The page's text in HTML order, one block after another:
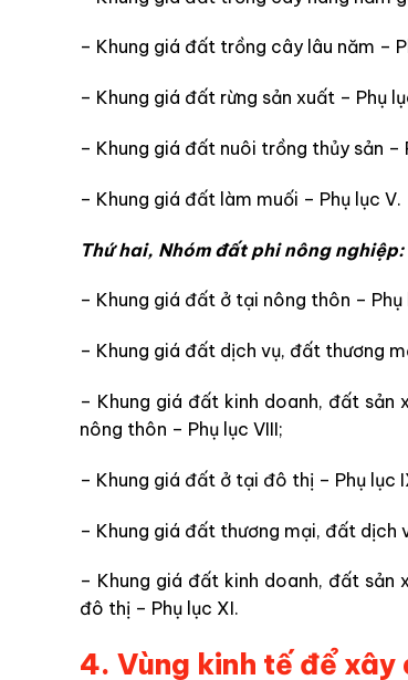
– Khung giá đất trồng cây lâu năm –
– Khung giá đất rừng sản xuất – Phụ
– Khung giá đất nuôi trồng thủy sản –
– Khung giá đất làm muối – Phụ lục V.
Thứ hai, Nhóm đất phi nông nghiệp:
– Khung giá đất ở tại nông thôn – Phụ
– Khung giá đất dịch vụ, đất thương
– Khung giá đất kinh doanh, đất sản
nông thôn – Phụ lục VIII;
– Khung giá đất ở tại đô thị – Phụ lục
– Khung giá đất thương mại, đất dịch
– Khung giá đất kinh doanh, đất sản
đô thị – Phụ lục XI.
4. Vùng kinh tế để